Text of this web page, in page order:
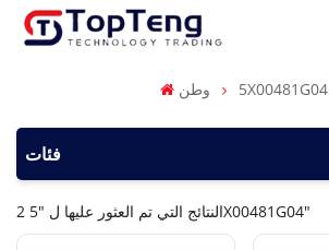
وطن 5X00481G04
فئات
2 النتائج التي تم العثور عليها ل "5X00481G04"